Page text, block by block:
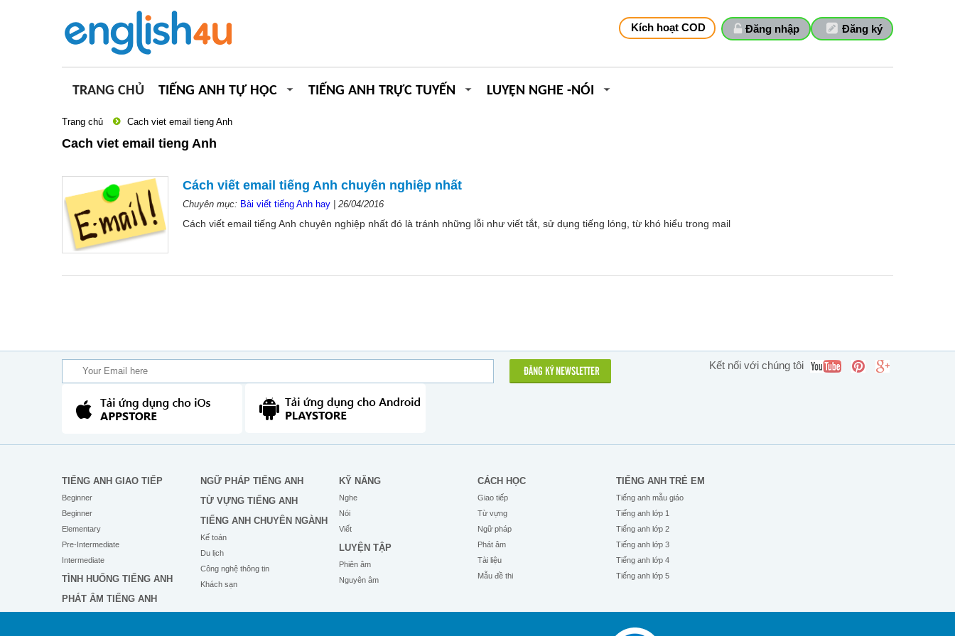
Đăng ký
Đăng nhập
Kích hoạt COD
TRANG CHỦ TIẾNG ANH TỰ HỌC TIẾNG ANH TRỰC TUYẾN LUYỆN NGHE -NÓI
Trang chủ Cach viet email tieng Anh
Cach viet email tieng Anh
Cách viết email tiếng Anh chuyên nghiệp nhất
Chuyên mục: Bài viết tiếng Anh hay 26/04/2016
Cách viết email tiếng Anh chuyên nghiệp nhất đó là tránh những lỗi như viết tắt, sử dụng tiếng lóng, từ khó hiểu trong mail
ĐĂNG KÝ NEWSLETTER
Kết nối với chúng tôi
TIẾNG ANH GIAO TIẾP
Beginner
Beginner
Elementary
Pre-Intermediate
Intermediate
TÌNH HUỐNG TIẾNG ANH
PHÁT ÂM TIẾNG ANH
NGỮ PHÁP TIẾNG ANH
TỪ VỰNG TIẾNG ANH
TIẾNG ANH CHUYÊN NGÀNH
Kế toán
Du lịch
Công nghệ thông tin
Khách sạn
KỸ NĂNG
Nghe
Nói
Viết
LUYỆN TẬP
Phiên âm
Nguyên âm
CÁCH HỌC
Giao tiếp
Từ vựng
Ngữ pháp
Phát âm
Tài liệu
Mẫu đề thi
TIẾNG ANH TRẺ EM
Tiếng anh mẫu giáo
Tiếng anh lớp 1
Tiếng anh lớp 2
Tiếng anh lớp 3
Tiếng anh lớp 4
Tiếng anh lớp 5